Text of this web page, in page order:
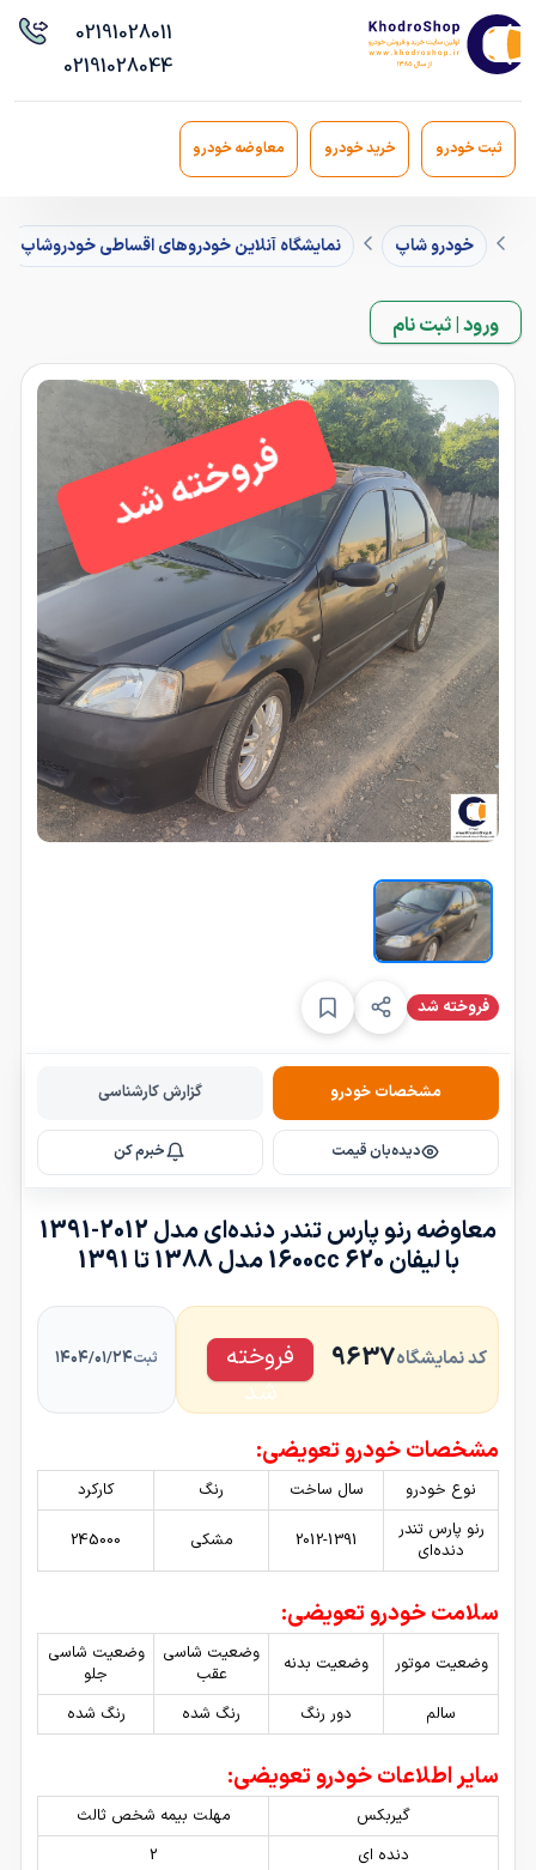
02191028011
02191028044
ثبت خودرو خرید خودرو معاوضه خودرو
خودرو شاپ نمایشگاه آنلاین خودروهای اقساطی خودروشاپ
ورود | ثبت نام
فروخته شد
فروخته شد
مشخصات خودرو گزارش کارشناسی
دیده‌بان قیمت خبرم کن
معاوضه رنو پارس تندر دنده‌ای مدل 2012-1391
با لیفان 620 1600cc مدل 1388 تا 1391
کد نمایشگاه9637
فروخته
شد
ثبت۱۴۰۴/۰۱/۲۴
مشخصات خودرو تعویضی:
نوع خودرو سال ساخت رنگ
کارکرد
رنو پارس تندر
دنده‌ای
2012-1391 مشکی 245000
سلامت خودرو تعویضی:
وضعیت موتور وضعیت بدنه
وضعیت شاسی
عقب
وضعیت شاسی
جلو
سالم
دور رنگ رنگ شده رنگ شده
سایر اطلاعات خودرو تعویضی:
گیربکس
مهلت بیمه شخص ثالث
دنده ای
2